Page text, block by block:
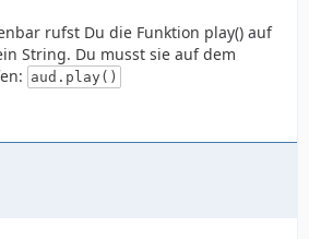
rufst Du die Funktion play() auf
String. Du musst sie auf dem
aud.play()